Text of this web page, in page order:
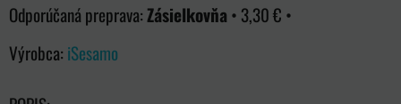
Zásielkovňa• 3,30 € •
Výrobca: iSesamo